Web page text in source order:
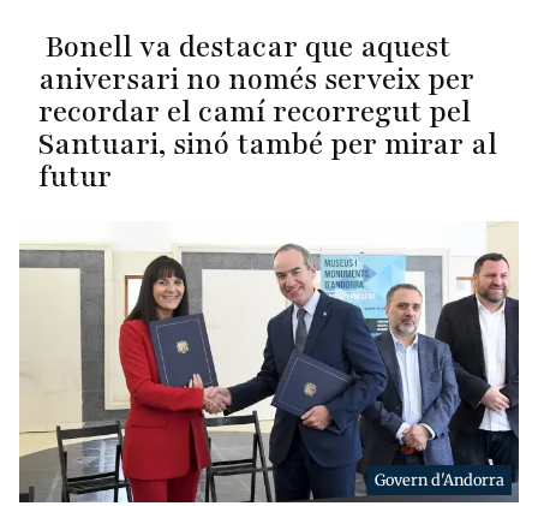
Bonell va destacar que aquest
aniversari no només serveix per
recordar el camí recorregut pel
Santuari, sinó també per mirar al
futur
Govern d'Andorra